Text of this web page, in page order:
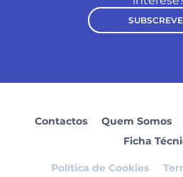
Contactos Quem Somos
Ficha
Política de Cookies